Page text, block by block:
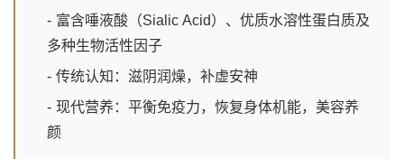
- 富含唾液酸（Sialic Acid）、优质水溶性蛋白质及
多种生物活性因子
- 传统认知：滋阴润燥，补虚安神
- 现代营养：平衡免疫力，恢复身体机能，美容养
颜